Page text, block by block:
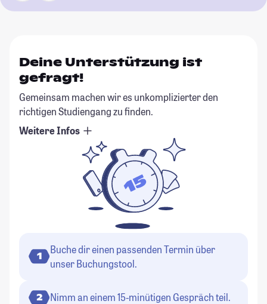
Deine Unterstützung ist
gefragt!
Gemeinsam machen wir es unkomplizierter den
richtigen Studiengang zu finden.
Weitere Infos
1
Buche dir einen passenden Termin über
unser Buchungstool.
2 Nimm an einem 15-minütigen Gespräch teil.